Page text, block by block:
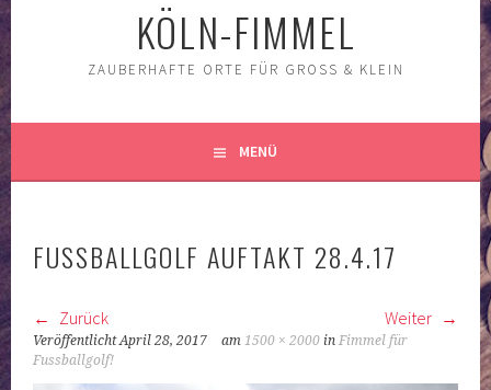
KÖLN-FIMMEL
ZAUBERHAFTE ORTE FÜR GROSS & KLEIN
MENÜ
FUSSBALLGOLF AUFTAKT 28.4.17
Zurück Weiter
VeröffentlichtApril 28, 2017 am1500 × 2000 inFimmel für
Fussballgolf!